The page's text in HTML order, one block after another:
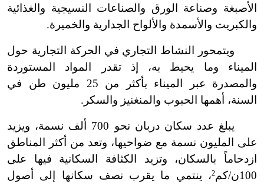
الأصبغة وصناعة الورق والصناعات النسيجية والغذائية
والكبريت والأسمدة والألواح الجدارية والخميرة.
ويتمحور النشاط التجاري في الحركة التجارية حول
الميناء وما يحيط به، إذ تقدر المواد المستوردة
والمصدرة عبر الميناء بأكثر من 25 مليون طن في
السنة، أهمها الحبوب والمنغنيز والسكر.
يبلغ عدد سكان دربان نحو 700 ألف نسمة، ويزيد
على المليون نسمة مع ضواحيها، وتعد من أكثر المناطق
ازدحاماً بالسكان، وتزيد الكثافة السكانية فيها على
100ن/كم
2، ينتمي ما يقرب نصف سكانها إلى أصول